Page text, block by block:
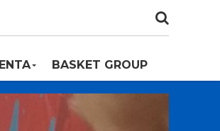
BASKET GROUP